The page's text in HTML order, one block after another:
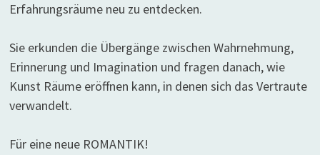
Erfahrungsräume neu zu entdecken.
Sie erkunden die Übergänge zwischen Wahrnehmung,
Erinnerung und Imagination und fragen danach, wie
Kunst Räume eröffnen kann, in denen sich das Vertraute
verwandelt.
Für eine neue ROMANTIK!